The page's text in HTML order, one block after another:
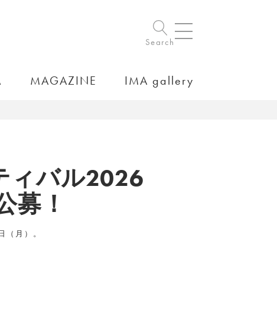
Search
MAGAZINE IMA gallery
ィバル2026
募！
月）。